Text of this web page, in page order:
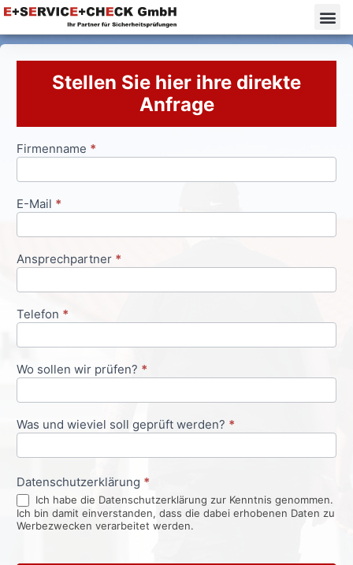
Stellen Sie hier ihre direkte
Anfrage
Anfrageformular
Firmenname *
E-Mail *
Ansprechpartner *
Telefon *
Wo sollen wir prüfen? *
Was und wieviel soll geprüft werden? *
Datenschutzerklärung *
Ich habe die Datenschutzerklärung zur Kenntnis genommen.
Ich bin damit einverstanden, dass die dabei erhobenen Daten zu
Werbezwecken verarbeitet werden.